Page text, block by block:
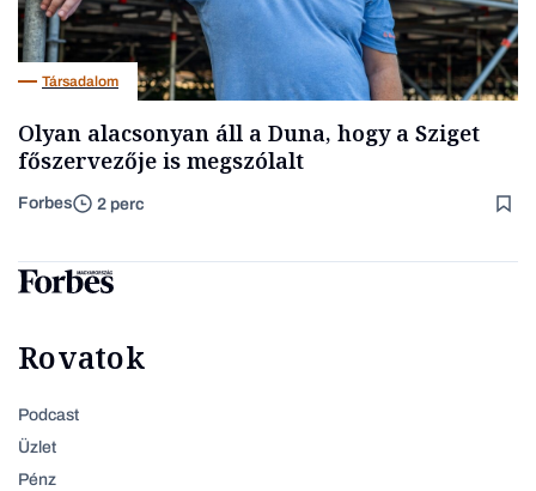
Társadalom
Olyan alacsonyan áll a Duna, hogy a Sziget
főszervezője is megszólalt
Forbes 2 perc
Rovatok
Podcast
Üzlet
Pénz